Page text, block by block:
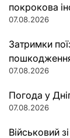
покрокова
07.08.2026
Затримки
07.08.2026
Погода у
07.08.2026
Військовий